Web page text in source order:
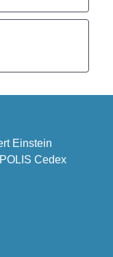
Einstein
Cedex